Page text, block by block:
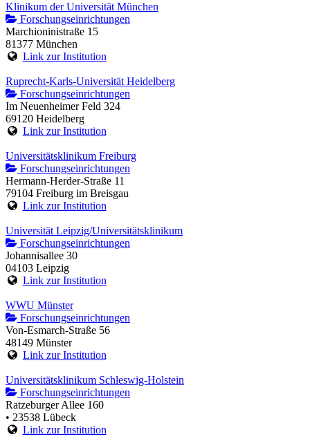
Klinikum der Universität München
Forschungseinrichtungen
Marchioninistraße 15
81377 München
Link zur Institution
Ruprecht-Karls-Universität Heidelberg
Forschungseinrichtungen
Im Neuenheimer Feld 324
69120 Heidelberg
Link zur Institution
Universitätsklinikum Freiburg
Forschungseinrichtungen
Hermann-Herder-Straße 11
79104 Freiburg im Breisgau
Link zur Institution
Universität Leipzig/Universitätsklinikum
Forschungseinrichtungen
Johannisallee 30
04103 Leipzig
Link zur Institution
WWU Münster
Forschungseinrichtungen
Von-Esmarch-Straße 56
48149 Münster
Link zur Institution
Universitätsklinikum Schleswig-Holstein
Forschungseinrichtungen
Ratzeburger Allee 160
• 23538 Lübeck
Link zur Institution